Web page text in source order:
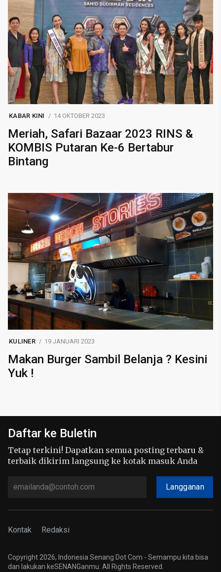
KABAR KINI 14 OKTOBER 2023
Meriah, Safari Bazaar 2023 RINS &
KOMBIS Putaran Ke-6 Bertabur
Bintang
KULINER 19 JANUARI 2023
Makan Burger Sambil Belanja ? Kesini
Yuk !
Daftar ke Buletin
Tetap terkini! Dapatkan semua posting terbaru &
terbaik dikirim langsung ke kotak masuk Anda
Langganan
Kontak Redaksi
Copyright 2026, Indonesia Senang Dot Com - Semampu kita bisa
dan lakukan keSENANGanmu. All Rights Reserved.